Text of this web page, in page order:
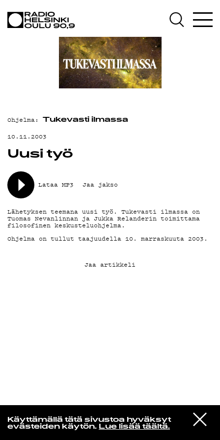
Käyttämällä tätä sivustoa hyväksyt
evästeiden käytön. Lue lisää täältä.
VIESTI
STUDIOON
Kali Uchis
I Wish You Roses
AJANKOHTAISTA
OHJELMAT
TEKIJÄT
ON-DEMAND
MAINOSTA
YHTEYSTIEDOT
G LIVELAB
YSTÄVÄKLUBI
TIETOSUOJA
KIRJAUDU SISÄÄN
Ohjelma: Tukevasti ilmassa
10.11.2003
Uusi työ
Lataa MP3 Jaa jakso
Lähetyksen teemana uusi työ. Tukevasti ilmassa on
Tuomas Nevanlinnan ja Jukka Relanderin toimittama
filosofinen keskusteluohjelma.
Ohjelma on tullut taajuudella 10. marraskuuta 2003.
Jaa artikkeli